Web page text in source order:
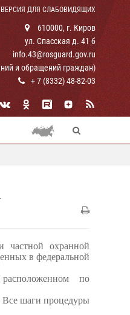
ВЕРСИЯ ДЛЯ СЛАБОВИДЯЩИХ
610000, г. Киров
ул. Спасская д. 41 б
info.43@rosguard.gov.ru
и обращений граждан)
+ 7 (8332) 48-82-03
частной охранной
в федеральной
по
Все шаги процедуры